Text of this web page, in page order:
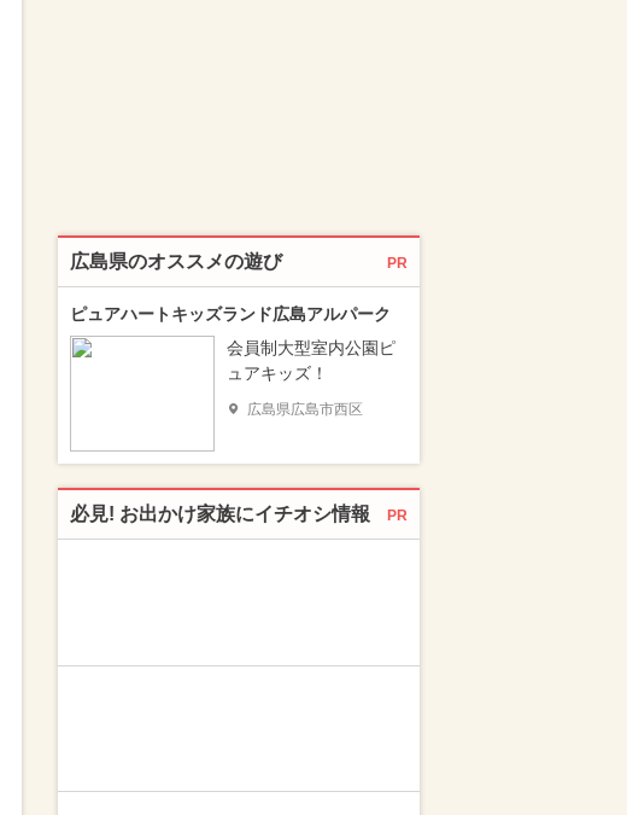
広島県のオススメの遊び PR
ピュアハートキッズランド広島アルパーク
会員制大型室内公園ピ
ュアキッズ！
広島県広島市西区
必見! お出かけ家族にイチオシ情報 PR